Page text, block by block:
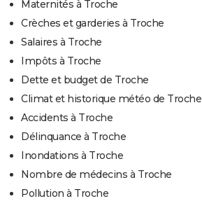
Maternités à Troche
Crèches et garderies à Troche
Salaires à Troche
Impôts à Troche
Dette et budget de Troche
Climat et historique météo de Troche
Accidents à Troche
Délinquance à Troche
Inondations à Troche
Nombre de médecins à Troche
Pollution à Troche